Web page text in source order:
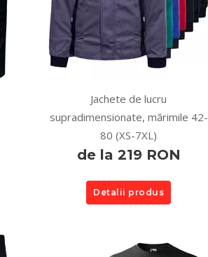
Jachete de lucru
supradimensionate, mărimile 42-
80 (XS-7XL)
de la 219 RON
Detalii produs